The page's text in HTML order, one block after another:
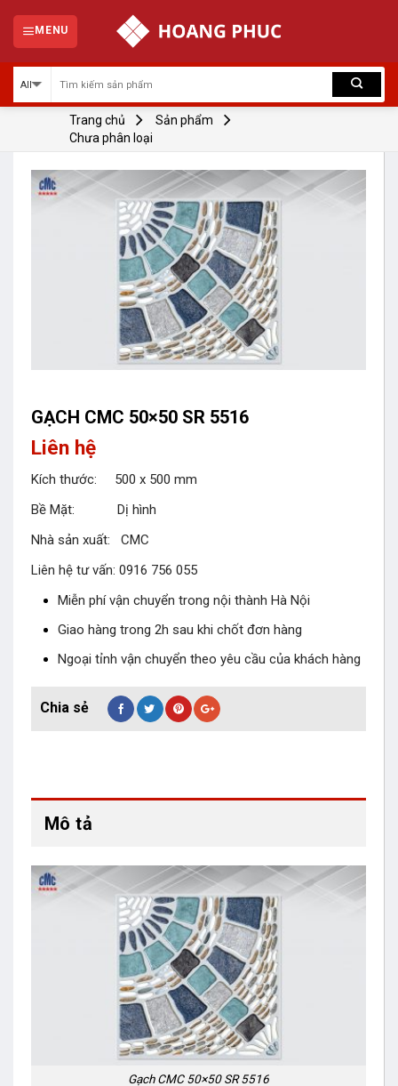
content
MENU
Trang chủ
Sản phẩm
Chưa phân loại
GẠCH CMC 50×50 SR 5516
Liên hệ
Kích thước: 500 x 500 mm
Bề Mặt: Dị hình
Nhà sản xuất: CMC
Liên hệ tư vấn: 0916 756 055
Miễn phí vận chuyển trong nội thành Hà Nội
Giao hàng trong 2h sau khi chốt đơn hàng
Ngoại tỉnh vận chuyển theo yêu cầu của khách hàng
Mô tả
Gạch CMC 50×50 SR 5516